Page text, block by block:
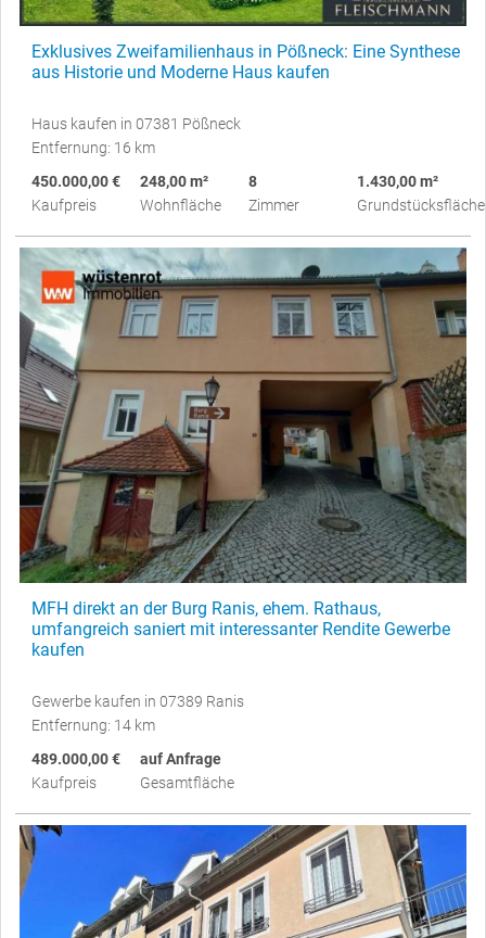
Exklusives Zweifamilienhaus in Pößneck: Eine Synthese
aus Historie und Moderne Haus kaufen
Haus kaufen in 07381 Pößneck
Entfernung: 16 km
450.000,00 €
Kaufpreis
248,00 m²
Wohnfläche
8
Zimmer
1.430,00 m²
Grundstücksfläche
MFH direkt an der Burg Ranis, ehem. Rathaus,
umfangreich saniert mit interessanter Rendite Gewerbe
kaufen
Gewerbe kaufen in 07389 Ranis
Entfernung: 14 km
489.000,00 €
Kaufpreis
auf Anfrage
Gesamtfläche